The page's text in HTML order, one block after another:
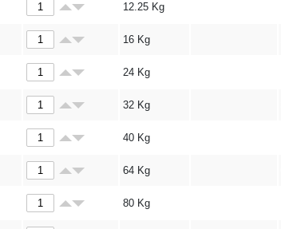
12.25 Kg
16 Kg
24 Kg
32 Kg
40 Kg
64 Kg
80 Kg